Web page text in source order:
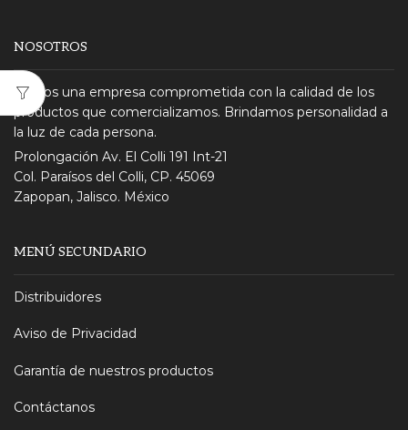
NOSOTROS
Somos una empresa comprometida con la calidad de los
productos que comercializamos. Brindamos personalidad a
la luz de cada persona.
Prolongación Av. El Colli 191 Int-21
Col. Paraísos del Colli, CP. 45069
Zapopan, Jalisco. México
MENÚ SECUNDARIO
Distribuidores
Aviso de Privacidad
Garantía de nuestros productos
Contáctanos